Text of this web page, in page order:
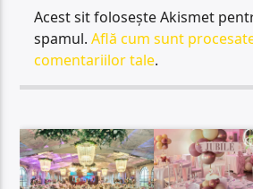
Acest sit folosește Akismet
spamul.Află cum sunt
comentariilor tale.